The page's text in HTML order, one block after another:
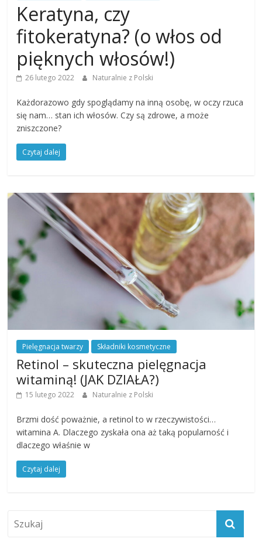
Keratyna, czy
fitokeratyna? (o włos od
pięknych włosów!)
26 lutego 2022 Naturalnie z Polski
Każdorazowo gdy spoglądamy na inną osobę, w oczy rzuca
się nam… stan ich włosów. Czy są zdrowe, a może
zniszczone?
Czytaj dalej
Pielęgnacja twarzy Składniki kosmetyczne
Retinol – skuteczna pielęgnacja
witaminą! (JAK DZIAŁA?)
15 lutego 2022 Naturalnie z Polski
Brzmi dość poważnie, a retinol to w rzeczywistości…
witamina A. Dlaczego zyskała ona aż taką popularność i
dlaczego właśnie w
Czytaj dalej